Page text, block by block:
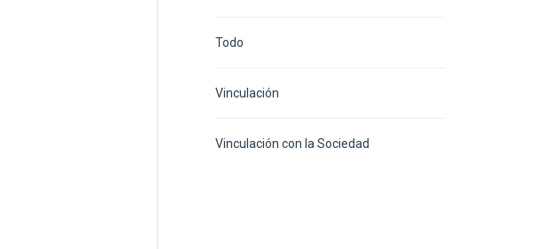
Todo
Vinculación
Vinculación con la Sociedad